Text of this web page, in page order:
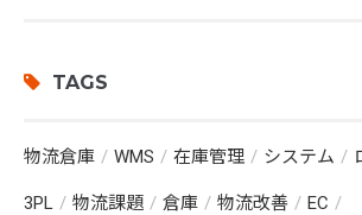
TAGS
物流倉庫 WMS 在庫管理 システム
3PL 物流課題 倉庫 物流改善 EC